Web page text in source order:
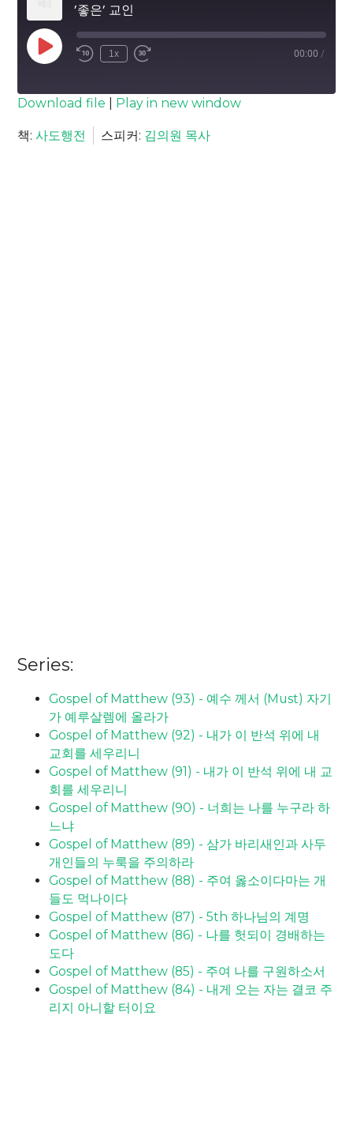
’좋은’ 교인
Play
Episode
1x 00:00 /
SUBSCRIBE
RSS FEED
SHARE
Download file Play in new window
책:사도행전 스피커: 김의원 목사
Series:
Gospel of Matthew (93) - 예수 께서 (Must) 자기
가 예루살렘에 올라가
Gospel of Matthew (92) - 내가 이 반석 위에 내
교회를 세우리니
Gospel of Matthew (91) - 내가 이 반석 위에 내 교
회를 세우리니
Gospel of Matthew (90) - 너희는 나를 누구라 하
느냐
Gospel of Matthew (89) - 삼가 바리새인과 사두
개인들의 누룩을 주의하라
Gospel of Matthew (88) - 주여 옳소이다마는 개
들도 먹나이다
Gospel of Matthew (87) - 5th 하나님의 계명
Gospel of Matthew (86) - 나를 헛되이 경배하는
도다
Gospel of Matthew (85) - 주여 나를 구원하소서
Gospel of Matthew (84) - 내게 오는 자는 결코 주
리지 아니할 터이요